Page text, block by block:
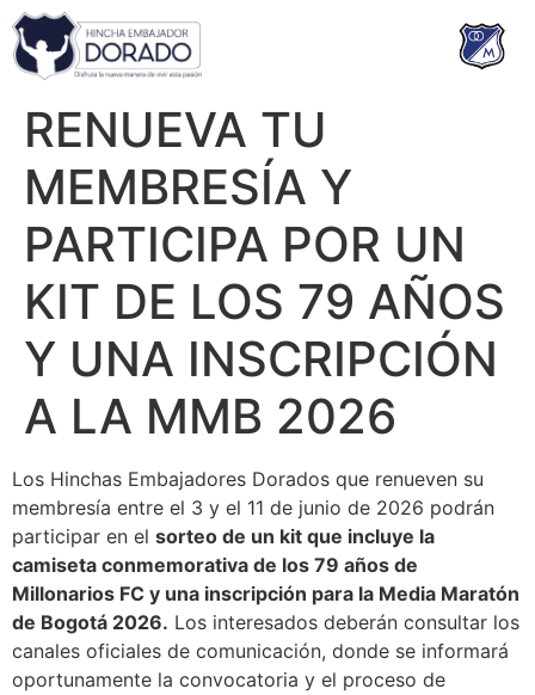
RENUEVA TU
MEMBRESÍA Y
PARTICIPA POR UN
KIT DE LOS 79 AÑOS
Y UNA INSCRIPCIÓN
A LA MMB 2026
Los Hinchas Embajadores Dorados que renueven su
membresía entre el 3 y el 11 de junio de 2026 podrán
participar en el sorteo de un kit que incluye la
camiseta conmemorativa de los 79 años de
Millonarios FC y una inscripción para la Media Maratón
de Bogotá 2026. Los interesados deberán consultar los
canales oficiales de comunicación, donde se informará
oportunamente la convocatoria y el proceso de